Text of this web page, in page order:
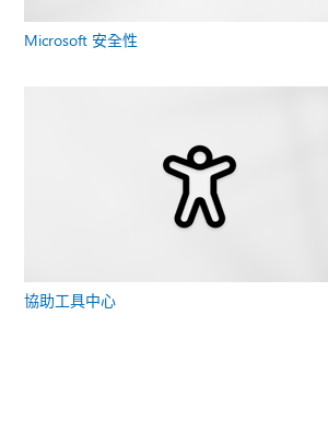
Microsoft 安全性
協助工具中心